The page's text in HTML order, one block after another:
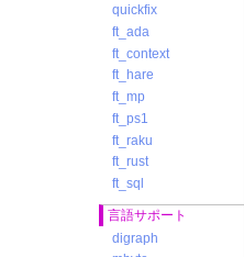
quickfix
ft_ada
ft_context
ft_hare
ft_mp
ft_ps1
ft_raku
ft_rust
ft_sql
言語サポート
digraph